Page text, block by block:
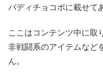
バディチョコボに載せて
ここはコンテンツ中に取
非戦闘系のアイテムなど
ん。